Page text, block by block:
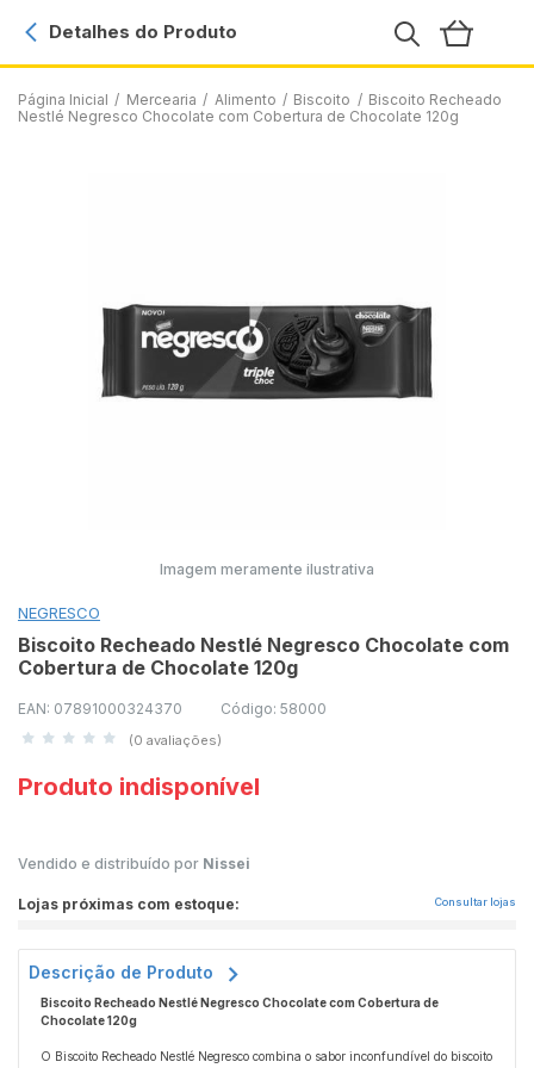
Página Inicial / Mercearia / Alimento / Biscoito / Biscoito Recheado
Nestlé Negresco Chocolate com Cobertura de Chocolate 120g
Detalhes do Produto
Imagem meramente ilustrativa
NEGRESCO
Biscoito Recheado Nestlé Negresco Chocolate com
Cobertura de Chocolate 120g
EAN: 07891000324370 Código: 58000
(0 avaliações)
Produto indisponível
Vendido e distribuído por Nissei
Lojas próximas com estoque: Consultar lojas
Descrição de Produto
Biscoito Recheado Nestlé Negresco Chocolate com Cobertura de
Chocolate 120g
O Biscoito Recheado Nestlé Negresco combina o sabor inconfundível do biscoito